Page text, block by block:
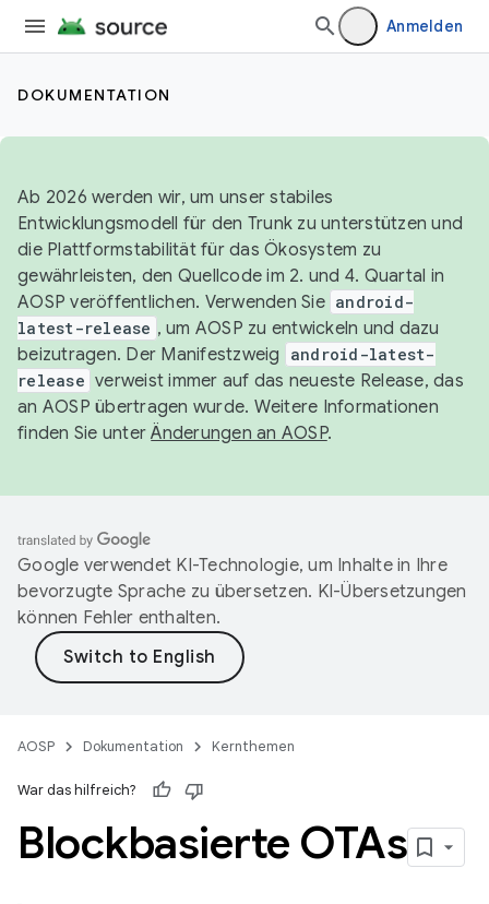
Anmelden
DOKUMENTATION
Ab 2026 werden wir, um unser stabiles
Entwicklungsmodell für den Trunk zu unterstützen und
die Plattformstabilität für das Ökosystem zu
gewährleisten, den Quellcode im 2. und 4. Quartal in
AOSP veröffentlichen. Verwenden Sie android-
latest-release , um AOSP zu entwickeln und dazu
beizutragen. Der Manifestzweig
android-latest-
release verweist immer auf das neueste Release, das
an AOSP übertragen wurde. Weitere Informationen
finden Sie unterÄnderungen an AOSP.
Google verwendet KI-Technologie, um Inhalte in Ihre
bevorzugte Sprache zu übersetzen. KI-Übersetzungen
können Fehler enthalten.
AOSP Dokumentation Kernthemen
War das hilfreich?
Blockbasierte OTAs